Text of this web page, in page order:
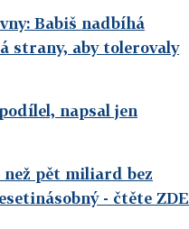
Babiš nadbíhá
strany, aby tolerovaly
napsal jen
než pět miliard bez
- čtěte ZDE